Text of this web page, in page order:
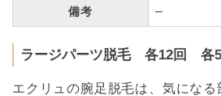
備考 –
ラージパーツ脱毛 各12回 各
エクリュの腕足脱毛は、気にな